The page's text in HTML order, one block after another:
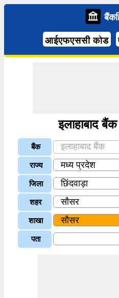
आईएफएससी कोड
इलाहाबाद
बैंक
राज्य
जिला
शहर
शाखा
पता